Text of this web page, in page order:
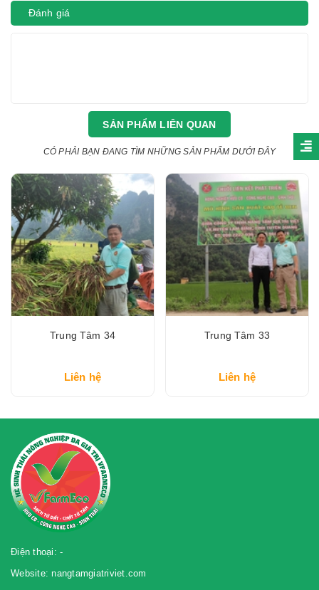
Đánh giá
SẢN PHẨM LIÊN QUAN
CÓ PHẢI BẠN ĐANG TÌM NHỮNG SẢN PHẨM DƯỚI ĐÂY
Trung Tâm 34
Liên hệ
Trung Tâm 33
Liên hệ
Điện thoại: -
Website: nangtamgiatriviet.com